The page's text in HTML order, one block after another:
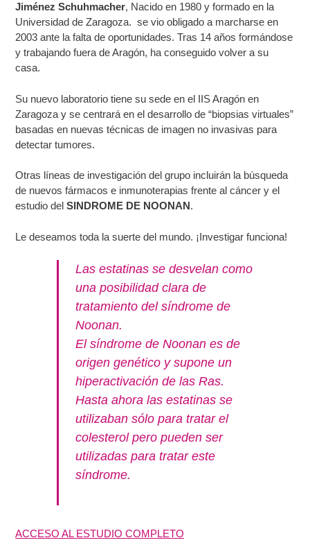
Jiménez Schuhmacher, Nacido en 1980 y formado en la
Universidad de Zaragoza. se vio obligado a marcharse en
2003 ante la falta de oportunidades. Tras 14 años formándose
y trabajando fuera de Aragón, ha conseguido volver a su
casa.
Su nuevo laboratorio tiene su sede en el IIS Aragón en
Zaragozay se centrará en el desarrollo de “biopsias virtuales”
basadas en nuevas técnicas de imagen no invasivas para
detectar tumores.
Otras líneas de investigación del grupo incluirán la búsqueda
de nuevos fármacos e inmunoterapias frente al cáncer y el
estudio delSINDROME DE NOONAN.
Le deseamos toda la suerte del mundo. ¡Investigar funciona!
Las estatinas se desvelan como
una posibilidad clara de
tratamiento del síndrome de
Noonan.
El síndrome de Noonan es de
origen genético y supone un
hiperactivación de las Ras.
Hasta ahora las estatinas se
utilizaban sólo para tratar el
colesterol pero pueden ser
utilizadas para tratar este
síndrome.
ACCESO AL ESTUDIO COMPLETO